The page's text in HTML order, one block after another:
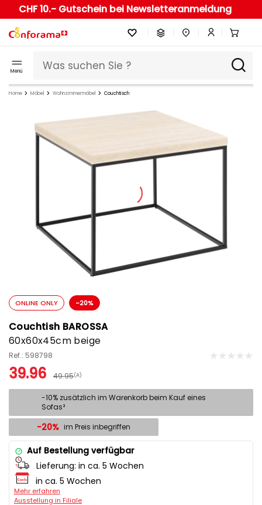
CHF 10.- Gutschein bei Newsletteranmeldung
Menü
Home Möbel Wohnzimmermöbel Couchtisch
ONLINE ONLY -20%
Couchtish BAROSSA
60x60x45cm beige
Ref.: 598798
39.96 49.95(A)
-10% zusätzlich im Warenkorb beim Kauf eines
Sofas³
-20% im Preis inbegriffen
Auf Bestellung verfügbar
Lieferung: in ca. 5 Wochen
in ca. 5 Wochen
Mehr erfahren
Ausstellung in Filiale